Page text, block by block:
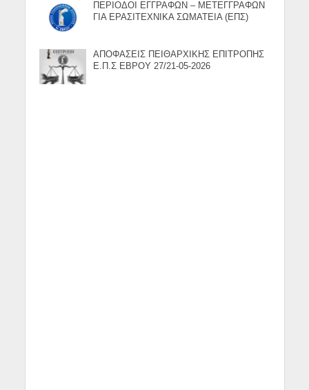
ΠΕΡΙΟΔΟΙ ΕΓΓΡΑΦΩΝ – ΜΕΤΕΓΓΡΑΦΩΝ
ΓΙΑ ΕΡΑΣΙΤΕΧΝΙΚΑ ΣΩΜΑΤΕΙΑ (ΕΠΣ)
ΑΠΟΦΑΣΕΙΣ ΠΕΙΘΑΡΧΙΚΗΣ ΕΠΙΤΡΟΠΗΣ
Ε.Π.Σ ΕΒΡΟΥ 27/21-05-2026